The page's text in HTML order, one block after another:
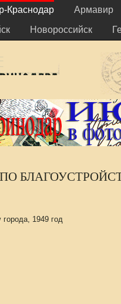
Краснодар Армавир
Новороссийск
города, 1949 год